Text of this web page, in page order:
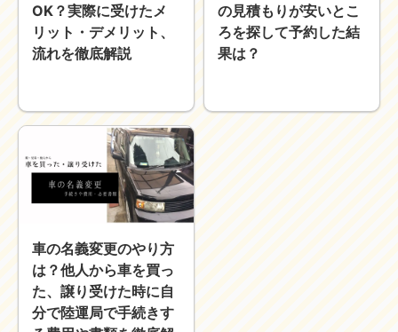
OK？実際に受けたメ
リット・デメリット、
流れを徹底解説
の見積もりが安いとこ
ろを探して予約した結
果は？
車の名義変更のやり方
は？他人から車を買っ
た、譲り受けた時に自
分で陸運局で手続きす